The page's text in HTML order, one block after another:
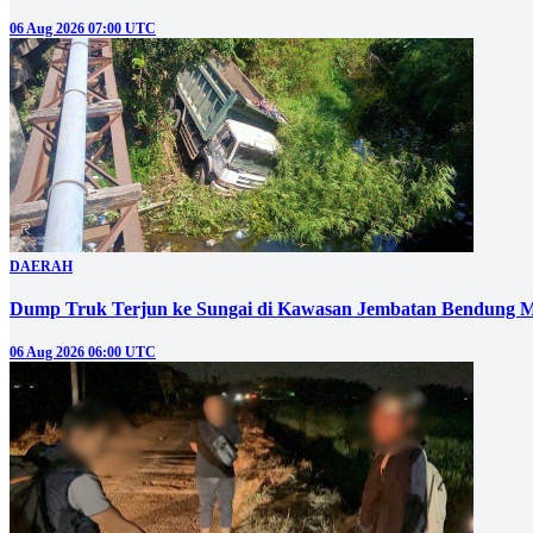
06 Aug 2026 07:00 UTC
DAERAH
Dump Truk Terjun ke Sungai di Kawasan Jembatan Bendung
06 Aug 2026 06:00 UTC